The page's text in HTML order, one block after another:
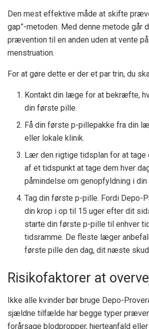
Den mest effektive måde at skifte
gap”-metoden. Med denne metode går
prævention til en anden uden at vente
menstruation.
For at gøre dette er der et par trin, du
Kontakt din læge for at bekræfte,
din første pille.
Få din første p-pillepakke fra din
eller lokale klinik.
Lær den rigtige tidsplan for at tage
af et tidspunkt at tage dem hver
påmindelse om genopfyldning i din
Tag din første p-pille. Fordi Depo-
din krop i op til 15 uger efter dit
starte din første p-pille til enhver
tidsramme. De fleste læger
første pille den dag, dit næste
Risikofaktorer at
Ikke alle kvinder bør bruge Depo-
sjældne tilfælde har begge typer
forårsage blodpropper, hjerteanfald